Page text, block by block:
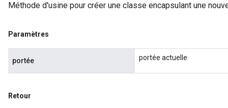
Méthode d'usine pour créer une classe encapsulant une
Paramètres
portée portée actuelle
Retour